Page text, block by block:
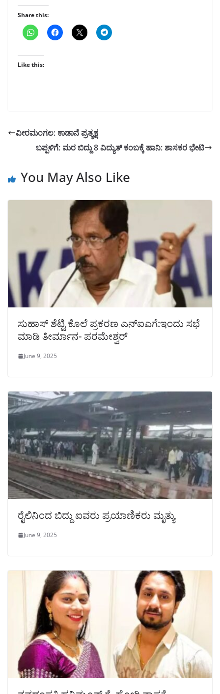
Share this:
Like this:
ವೀರಮಂಗಲ: ಕಾಡಾನೆ ಪ್ರತ್ಯಕ್ಷ
ಬಪ್ಪಳಿಗೆ: ಮರ ಬಿದ್ದು 8 ವಿದ್ಯುತ್ ಕಂಬಕ್ಕೆ ಹಾನಿ: ಶಾಸಕರ ಭೇಟಿ
You May Also Like
ಸುಹಾಸ್ ಶೆಟ್ಟಿ ಕೊಲೆ ಪ್ರಕರಣ ಎನ್‌ಐಎಗೆ:ಇಂದು ಸಭೆ
ಮಾಡಿ ತೀರ್ಮಾನ- ಪರಮೇಶ್ವರ್
June 9, 2025
ರೈಲಿನಿಂದ ಬಿದ್ದು ಐವರು ಪ್ರಯಾಣಿಕರು ಮೃತ್ಯು
June 9, 2025